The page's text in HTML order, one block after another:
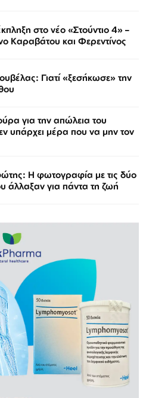
στο νέο «Στούντιο 4» –
Καραβάτου και Φερεντίνος
Γιατί «ξεσήκωσε» την
για την απώλεια του
υπάρχει μέρα που να μην τον
Η φωτογραφία με τις δύο
άλλαξαν για πάντα τη ζωή